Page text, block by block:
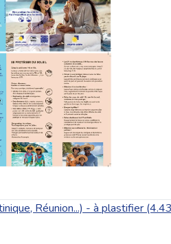
Réunion...) - à plastifier